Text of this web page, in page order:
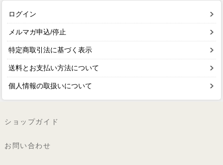
ログイン
メルマガ申込/停止
特定商取引法に基づく表示
送料とお支払い方法について
個人情報の取扱いについて
ショップガイド
お問い合わせ